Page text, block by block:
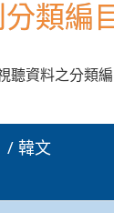
分類編
聽資料之分類編
/ 韓文